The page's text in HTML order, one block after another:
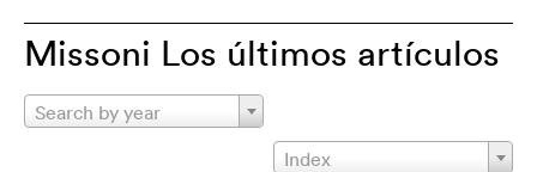
Missoni Los últimos artículos
Search by year
Index